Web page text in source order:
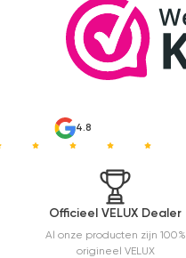
4.8
Officieel VELUX Dealer
Al onze producten zijn 100%
origineel VELUX